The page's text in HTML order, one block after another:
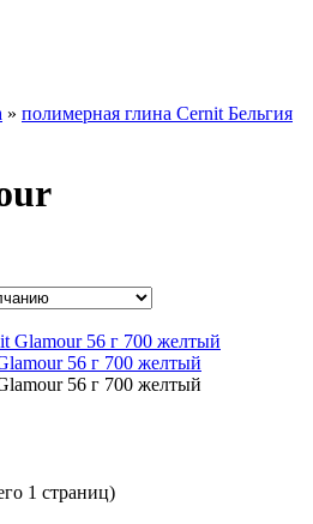
» полимерная глина Cernit Бельгия
56 г 700 желтый
56 г 700 желтый
1 страниц)